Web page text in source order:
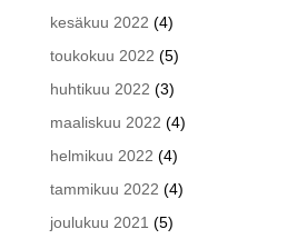
kesäkuu 2022 (4)
toukokuu 2022 (5)
huhtikuu 2022 (3)
maaliskuu 2022 (4)
helmikuu 2022 (4)
tammikuu 2022 (4)
joulukuu 2021 (5)